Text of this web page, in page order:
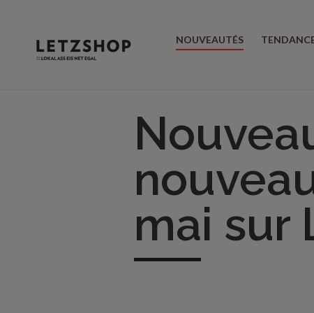
NOUVEAUTÉS
mai sur